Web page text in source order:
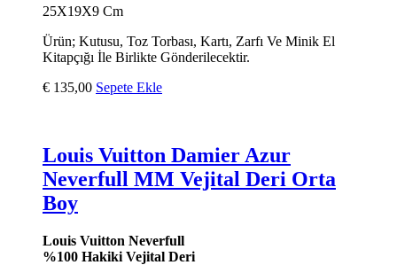
25X19X9 Cm
Ürün; Kutusu, Toz Torbası, Kartı, Zarfı Ve Minik El
Kitapçığı İle Birlikte Gönderilecektir.
€ 135,00 Sepete Ekle
Louis Vuitton Damier Azur
Neverfull MM Vejital Deri Orta
Boy
Louis Vuitton Neverfull
%100 Hakiki Vejital Deri